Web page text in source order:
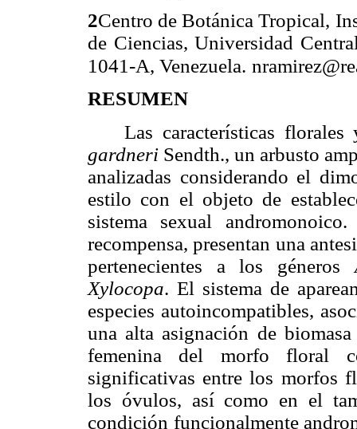
2Centro de Botánica Tropical,
de Ciencias, Universidad
1041-A, Venezuela.
RESUMEN
Las características florales
gardneri Sendth., un arbusto
analizadas considerando el
estilo con el objeto de
sistema sexual
recompensa, presentan una
pertenecientes a los géneros
Xylocopa. El sistema de
especies autoincompatibles,
una alta asignación de
femenina del morfo floral
significativas entre los morfos
los óvulos, así como en el
condición funcionalmente